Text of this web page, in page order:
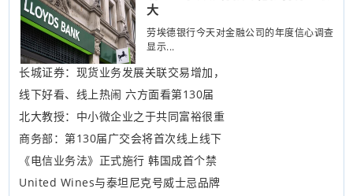
大
劳埃德银行今天对金融公司的年度信心调查
显示...
长城证券：现货业务发展关联交易增加，
线下好看、线上热闹 六方面看第130届
北大教授：中小微企业之于共同富裕很重
商务部：第130届广交会将首次线上线下
《电信业务法》正式施行 韩国成首个禁
United Wines与泰坦尼克号威士忌品牌